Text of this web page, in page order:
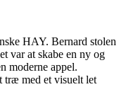
HAY. Bernard stolen
var at skabe en ny og
moderne appel.
træ med et visuelt let